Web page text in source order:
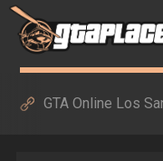
GTA Online Los